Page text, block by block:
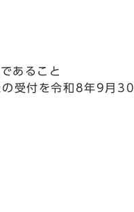
あること
受付を令和8年9月30